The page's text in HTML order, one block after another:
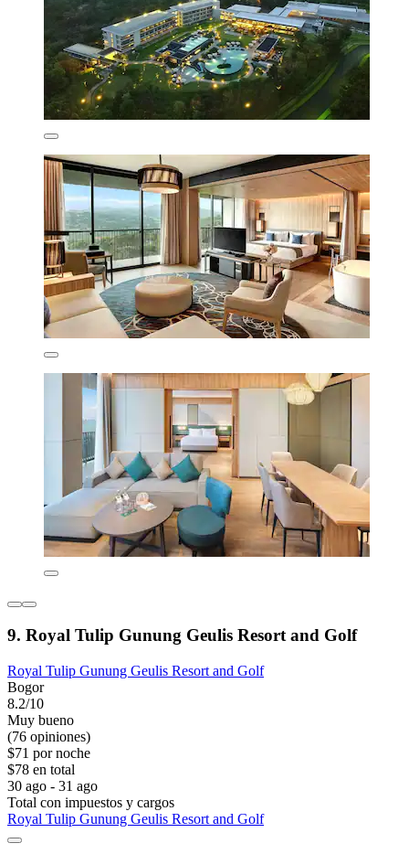
9. Royal Tulip Gunung Geulis Resort and Golf
Royal Tulip Gunung Geulis Resort and Golf
Bogor
8.2/10
Muy bueno
(76 opiniones)
$71 por noche
$78 en total
30 ago - 31 ago
Total con impuestos y cargos
Royal Tulip Gunung Geulis Resort and Golf